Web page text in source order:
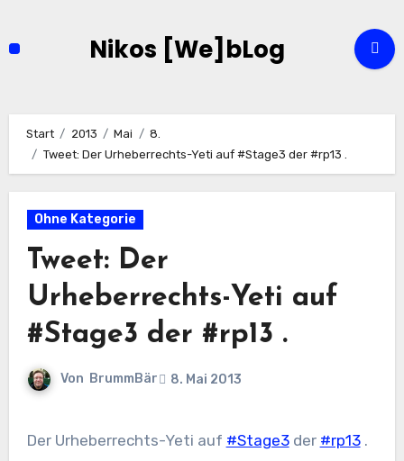
Nikos [We]bLog
Start 2013 Mai
8.
Tweet: Der Urheberrechts-Yeti auf #Stage3 der #rp13 .
Ohne Kategorie
Tweet: Der
Urheberrechts-Yeti auf
#Stage3 der #rp13 .
Von BrummBär 8. Mai 2013
Der Urheberrechts-Yeti auf #Stage3der #rp13.